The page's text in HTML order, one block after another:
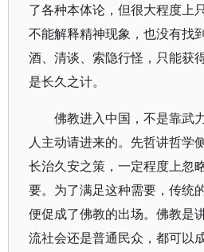
了各种本体论，但很大程度上
不能解释精神现象，也没有找
酒、清谈、索隐行怪，只能获
是长久之计。
佛教进入中国，不是靠武
人主动请进来的。先哲讲哲学
长治久安之策，一定程度上忽
要。为了满足这种需要，传统
便促成了佛教的出场。佛教是
流社会还是普通民众，都可以